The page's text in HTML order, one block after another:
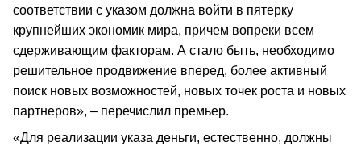
соответствии с указом должна войти в пятерку
крупнейших экономик мира, причем вопреки всем
сдерживающим факторам. А стало быть, необходимо
решительное продвижение вперед, более активный
поиск новых возможностей, новых точек роста и новых
партнеров», – перечислил премьер.
«Для реализации указа деньги, естественно, должны